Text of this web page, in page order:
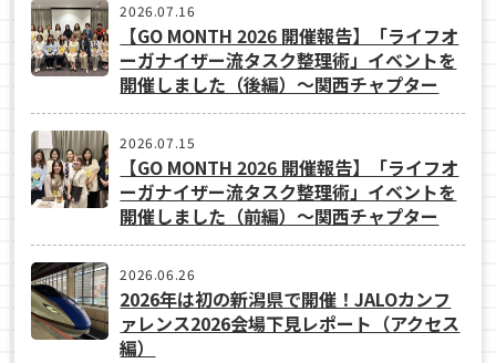
2026.07.16
【GO MONTH 2026 開催報告】「ライフオ
ーガナイザー流タスク整理術」イベントを
開催しました（後編）～関西チャプター
2026.07.15
【GO MONTH 2026 開催報告】「ライフオ
ーガナイザー流タスク整理術」イベントを
開催しました（前編）～関西チャプター
2026.06.26
2026年は初の新潟県で開催！JALOカンフ
ァレンス2026会場下見レポート（アクセス
編）